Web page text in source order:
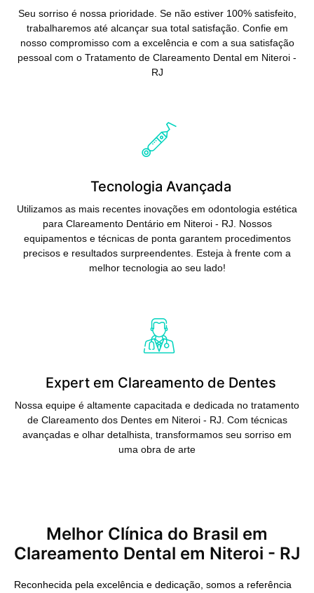
Seu sorriso é nossa prioridade. Se não estiver 100% satisfeito,
trabalharemos até alcançar sua total satisfação. Confie em
nosso compromisso com a excelência e com a sua satisfação
pessoal com o Tratamento de Clareamento Dental em Niteroi -
RJ
Tecnologia Avançada
Utilizamos as mais recentes inovações em odontologia estética
para Clareamento Dentário em Niteroi - RJ. Nossos
equipamentos e técnicas de ponta garantem procedimentos
precisos e resultados surpreendentes. Esteja à frente com a
melhor tecnologia ao seu lado!
Expert em Clareamento de Dentes
Nossa equipe é altamente capacitada e dedicada no tratamento
de Clareamento dos Dentes em Niteroi - RJ. Com técnicas
avançadas e olhar detalhista, transformamos seu sorriso em
uma obra de arte
Melhor Clínica do Brasil em
Clareamento Dental em Niteroi - RJ
Reconhecida pela excelência e dedicação, somos a referência